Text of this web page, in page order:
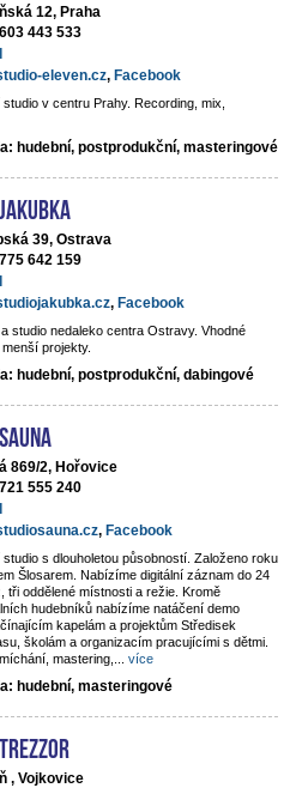
12, Praha
443 533
eleven.cz, Facebook
v centru Prahy. Recording, mix,
hudební, postprodukční, masteringové
39, Ostrava
642 159
, Facebook
studio nedaleko centra Ostravy. Vhodné
projekty.
hudební, postprodukční, dabingové
869/2, Hořovice
555 240
, Facebook
s dlouholetou působností. Založeno roku
Šlosarem. Nabízíme digitální záznam do 24
tři oddělené místnosti a režie. Kromě
hudebníků nabízíme natáčení demo
kapelám a projektům Středisek
školám a organizacím pracujícími s dětmi.
mastering,
více
hudební, masteringové
, Vojkovice